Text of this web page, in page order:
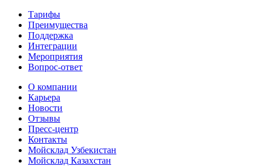
Тарифы
Преимущества
Поддержка
Интеграции
Мероприятия
Вопрос-ответ
О компании
Карьера
Новости
Отзывы
Пресс-центр
Контакты
Мойсклад Узбекистан
Мойсклад Казахстан